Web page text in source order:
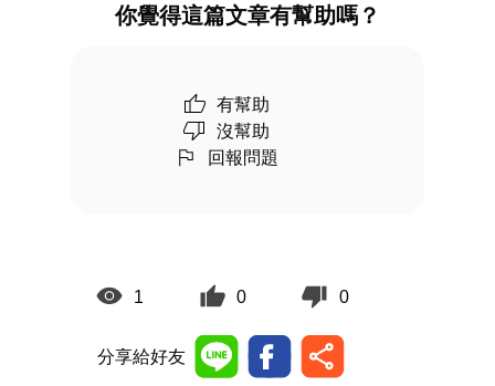
你覺得這篇文章有幫助嗎？
有幫助
沒幫助
回報問題
1 0 0
分享給好友